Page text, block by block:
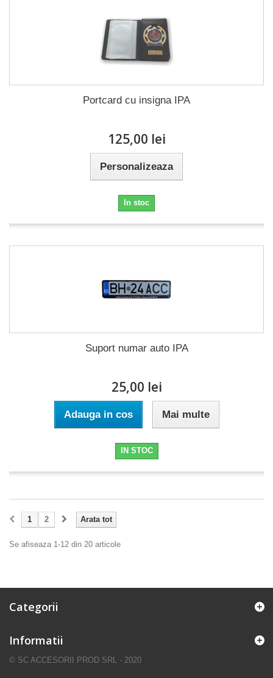
Portcard cu insigna IPA
125,00 lei
Personalizeaza
In stoc
Suport numar auto IPA
25,00 lei
Adauga in cos Mai multe
IN STOC
Arata tot
1 2
Se afiseaza 1-12 din 20 articole
Categorii
Informatii
© SC ACCESORII PROD SRL - 2020